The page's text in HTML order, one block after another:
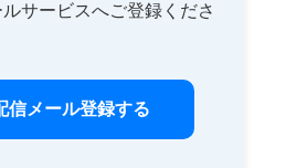
サービスへご登録くださ
信メール登録する